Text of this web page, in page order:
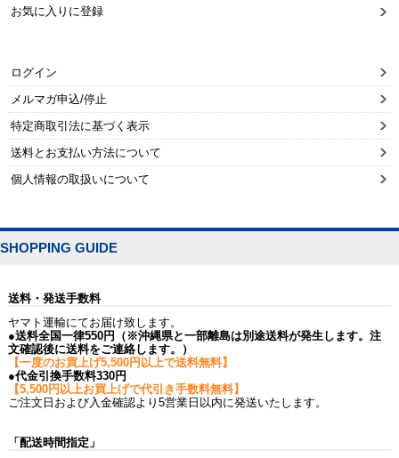
お気に入りに登録
ログイン
メルマガ申込/停止
特定商取引法に基づく表示
送料とお支払い方法について
個人情報の取扱いについて
SHOPPING GUIDE
送料・発送手数料
ヤマト運輸にてお届け致します。
●送料全国一律550円（※沖縄県と一部離島は別途送料が発生します。注
文確認後に送料をご連絡します。）
【一度のお買上げ5,500円以上で送料無料】
●代金引換手数料330円
【5,500円以上お買上げで代引き手数料無料】
ご注文日および入金確認より5営業日以内に発送いたします。
「配送時間指定」